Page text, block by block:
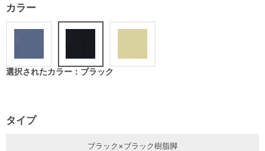
カラー
選択されたカラー：ブラック
タイプ
ブラック×ブラック樹脂脚